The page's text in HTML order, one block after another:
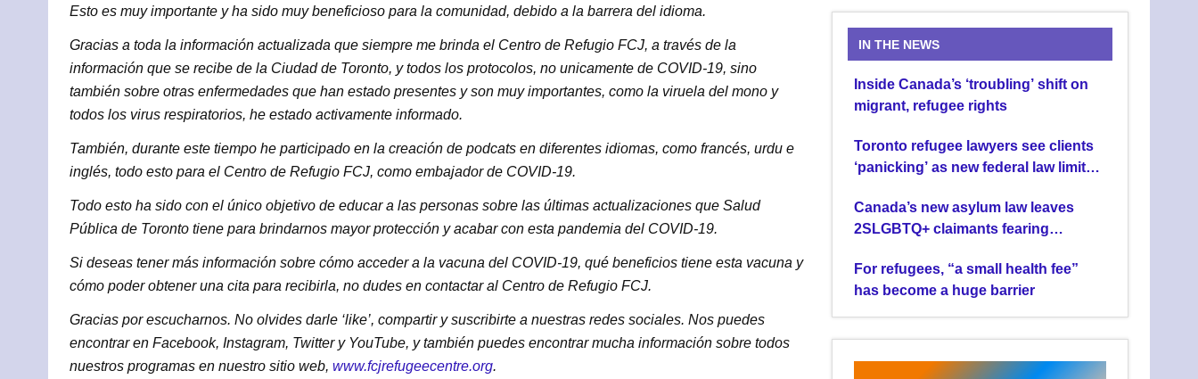
Esto es muy importante y ha sido muy beneficioso para la comunidad, debido a la barrera del idioma.
Gracias a toda la información actualizada que siempre me brinda el Centro de Refugio FCJ, a través de la
información que se recibe de la Ciudad de Toronto, y todos los protocolos, no unicamente de COVID-19, sino
también sobre otras enfermedades que han estado presentes y son muy importantes, como la viruela del mono y
todos los virus respiratorios, he estado activamente informado.
También, durante este tiempo he participado en la creación de podcats en diferentes idiomas, como francés, urdu e
inglés, todo esto para el Centro de Refugio FCJ, como embajador de COVID-19.
Todo esto ha sido con el único objetivo de educar a las personas sobre las últimas actualizaciones que Salud
Pública de Toronto tiene para brindarnos mayor protección y acabar con esta pandemia del COVID-19.
Si deseas tener más información sobre cómo acceder a la vacuna del COVID-19, qué beneficios tiene esta vacuna y
cómo poder obtener una cita para recibirla, no dudes en contactar al Centro de Refugio FCJ.
Gracias por escucharnos. No olvides darle ‘like’, compartir y suscribirte a nuestras redes sociales. Nos puedes
encontrar en Facebook, Instagram, Twitter y YouTube, y también puedes encontrar mucha información sobre todos
nuestros programas en nuestro sitio web, www.fcjrefugeecentre.org.
IN THE NEWS
Inside Canada’s ‘troubling’ shift on
migrant, refugee rights
Toronto refugee lawyers see clients
‘panicking’ as new federal law limits
Canada’s new asylum law leaves
2SLGBTQ+ claimants fearing
For refugees, “a small health fee”
has become a huge barrier